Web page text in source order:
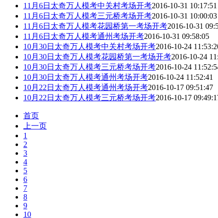
11月6日太奇万人模考中关村考场开考2016-10-31 10:17:51
11月6日太奇万人模考三元桥考场开考2016-10-31 10:00:03
11月6日太奇万人模考花园桥第一考场开考2016-10-31
11月6日太奇万人模考通州考场开考2016-10-31 09:58:05
10月30日太奇万人模考中关村考场开考2016-10-24
10月30日太奇万人模考花园桥第一考场开考2016-10-24
10月30日太奇万人模考三元桥考场开考2016-10-24
10月30日太奇万人模考通州考场开考2016-10-24 11:52:41
10月22日太奇万人模考通州考场开考2016-10-17 09:51:47
10月22日太奇万人模考三元桥考场开考2016-10-17
首页
上一页
1
2
3
4
5
6
7
8
9
10